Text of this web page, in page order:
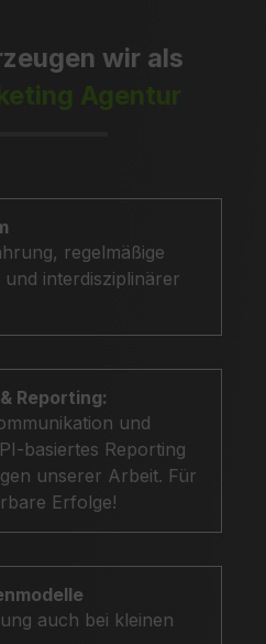
wir als
Agentur
regelmäßige
und interdisziplinärer
Reporting:
und
basiertes Reporting
unserer Arbeit. Für
Erfolge!
auch bei kleinen